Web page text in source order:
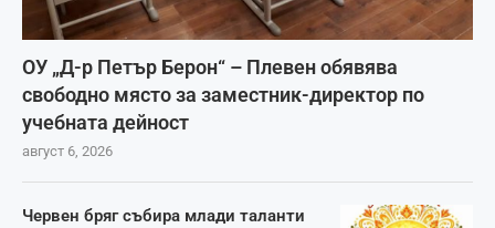
ОУ „Д-р Петър Берон“ – Плевен обявява
свободно място за заместник-директор по
учебната дейност
август 6, 2026
Червен бряг събира млади таланти